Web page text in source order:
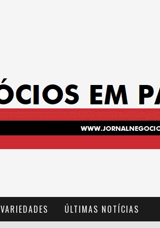
VARIEDADES ÚLTIMAS NOTÍCIAS